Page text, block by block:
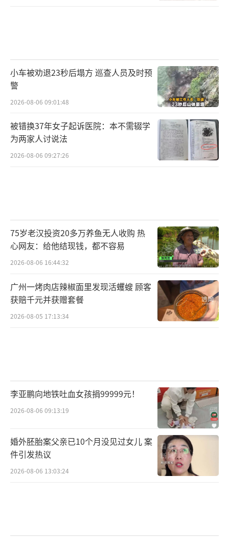
小车被劝退23秒后塌方 巡查人员及时预
警
2026-08-06 09:01:48
被错换37年女子起诉医院：本不需辍学
为两家人讨说法
2026-08-06 09:27:26
75岁老汉投资20多万养鱼无人收购 热
心网友：给他结现钱，都不容易
2026-08-06 16:44:32
广州一烤肉店辣椒面里发现活蠼螋 顾客
获赔千元并获赠套餐
2026-08-05 17:13:34
李亚鹏向地铁吐血女孩捐99999元！
2026-08-06 09:13:19
婚外胚胎案父亲已10个月没见过女儿 案
件引发热议
2026-08-06 13:03:24